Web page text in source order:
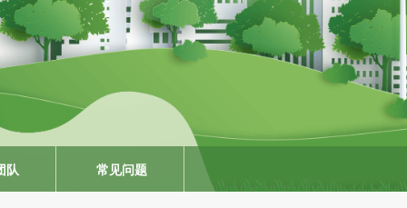
布图设计登记证书
队 常见问题